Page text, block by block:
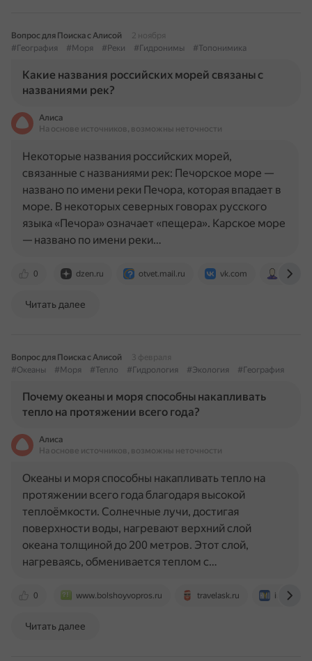
Вопрос для Поиска с Алисой
2 ноября
#География
#Моря #Реки #Гидронимы #Топонимика
Какие названия российских морей связаны с
названиями рек?
Алиса
На основе источников, возможны неточности
0 dzen.ru otvet.mail.ru vk.com
Некоторые названия российских морей,
связанные с названиями рек: Печорское море —
названо по имени реки Печора, которая впадает в
море. В некоторых северных говорах русского
языка «Печора» означает «пещера». Карское море
— названо по имени реки…
Читать далее
Вопрос для Поиска с Алисой
3 февраля
#Океаны
#Моря #Тепло #Гидрология #Экология #География
Почему океаны и моря способны накапливать
тепло на протяжении всего года?
Алиса
На основе источников, возможны неточности
0 www.bolshoyvopros.ru travelask.ru
Океаны и моря способны накапливать тепло на
протяжении всего года благодаря высокой
теплоёмкости. Солнечные лучи, достигая
поверхности воды, нагревают верхний слой
океана толщиной до 200 метров. Этот слой,
нагреваясь, обменивается теплом с…
Читать далее